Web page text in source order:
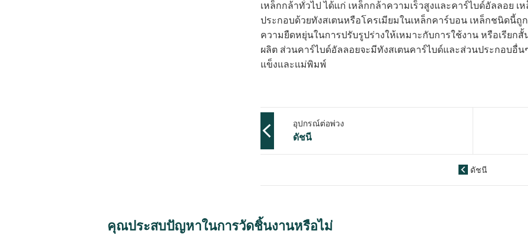
เหล็กกล้าทั่วไป ได้แก่ เหล็กกล้าความเร็วสูงและคาร์ไบด์อัลลอย
ประกอบด้วยทังสเตนหรือโครเมียมในเหล็กคาร์บอน เหล็กชนิดนี้ถู
ความยืดหยุ่นในการปรับรูปร่างให้เหมาะกับการใช้งาน หรือเรียก
ผลิต ส่วนคาร์ไบด์อัลลอยจะมีทังสเตนคาร์ไบด์และส่วนประกอบอื่
แข็งและแม่พิมพ์
อุปกรณ์ต่อพ่วง
ดัชนี
ดัชนี
คุณประสบปัญหาในการวัดชิ้นงานหรือไม่